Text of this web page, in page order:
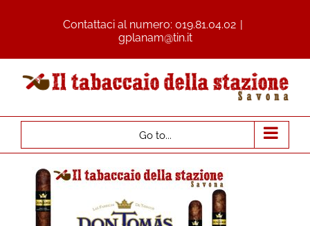
Contattaci al numero: 019.81.04.02 |
gplanam@tin.it
Go to...